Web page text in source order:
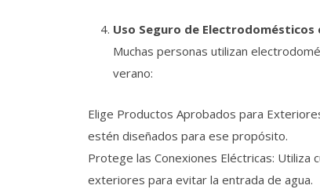
Uso Seguro de Electrodomésticos
Muchas personas utilizan
verano:
Elige Productos Aprobados para
estén diseñados para ese propósito.
Protege las Conexiones Eléctricas:
exteriores para evitar la entrada de agua.